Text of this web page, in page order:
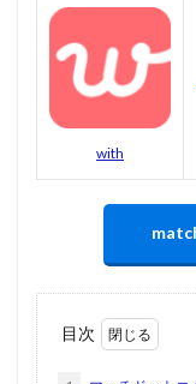
with
目次